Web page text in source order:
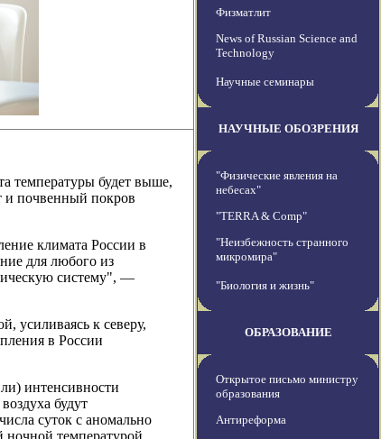
температуры будет выше,
и почвенный покров
климата России в
для любого из
систему", —
усиливаясь к северу,
в России
интенсивности
будут
суток с аномально
Физматлит
News of Russian Science and
Technology
Научные семинары
НАУЧНЫЕ ОБОЗРЕНИЯ
"Физические явления на
небесах"
"TERRA & Comp"
"Неизбежность странного
микромира"
"Биология и жизнь"
ОБРАЗОВАНИЕ
Открытое письмо министру
образования
Антиреформа